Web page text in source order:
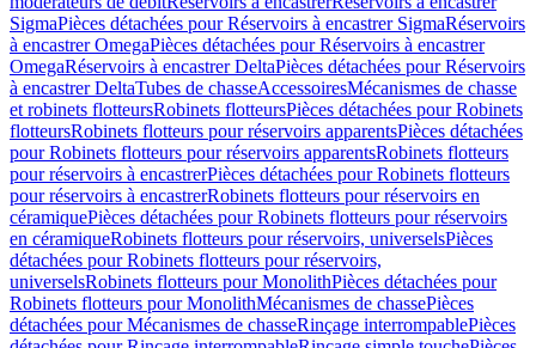
SigmaPièces détachées pour Réservoirs à encastrer SigmaRéservoirs
à encastrer OmegaPièces détachées pour Réservoirs à encastrer
OmegaRéservoirs à encastrer DeltaPièces détachées pour Réservoirs
à encastrer DeltaTubes de chasseAccessoiresMécanismes de chasse
et robinets flotteursRobinets flotteursPièces détachées pour Robinets
flotteursRobinets flotteurs pour réservoirs apparentsPièces détachées
pour Robinets flotteurs pour réservoirs apparentsRobinets flotteurs
pour réservoirs à encastrerPièces détachées pour Robinets flotteurs
pour réservoirs à encastrerRobinets flotteurs pour réservoirs en
céramiquePièces détachées pour Robinets flotteurs pour réservoirs
en céramiqueRobinets flotteurs pour réservoirs, universelsPièces
détachées pour Robinets flotteurs pour réservoirs,
universelsRobinets flotteurs pour MonolithPièces détachées pour
Robinets flotteurs pour MonolithMécanismes de chassePièces
détachées pour Mécanismes de chasseRinçage interrompablePièces